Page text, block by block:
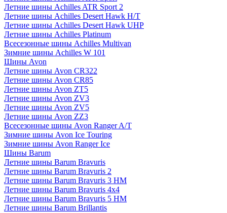
Летние шины Achilles ATR Sport 2
Летние шины Achilles Desert Hawk H/T
Летние шины Achilles Desert Hawk UHP
Летние шины Achilles Platinum
Всесезонные шины Achilles Multivan
Зимние шины Achilles W 101
Шины Avon
Летние шины Avon CR322
Летние шины Avon CR85
Летние шины Avon ZT5
Летние шины Avon ZV3
Летние шины Avon ZV5
Летние шины Avon ZZ3
Всесезонные шины Avon Ranger A/T
Зимние шины Avon Ice Touring
Зимние шины Avon Ranger Ice
Шины Barum
Летние шины Barum Bravuris
Летние шины Barum Bravuris 2
Летние шины Barum Bravuris 3 HM
Летние шины Barum Bravuris 4х4
Летние шины Barum Bravuris 5 HM
Летние шины Barum Brillantis